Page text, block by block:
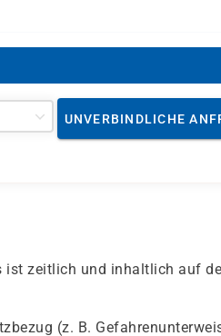
UNVERBINDLICHE
ist zeitlich und inhaltlich auf
(z. B.